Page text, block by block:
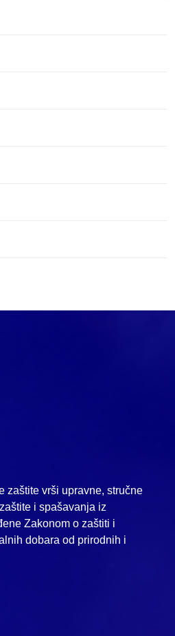
zaštite vrši upravne, stručne
i spašavanja iz
Zakonom o zaštiti i
dobara od prirodnih i